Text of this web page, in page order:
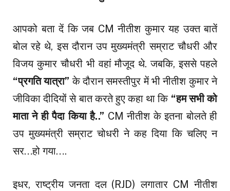
आपको बता दें कि जब CM नीतीश कुमार यह उक्त बातें
बोल रहे थे, इस दौरान उप मुख्यमंत्री सम्राट चौधरी और
विजय कुमार चौधरी भी वहां मौजूद थे. जबकि, इससे पहले
“प्रगति यात्रा”के दौरान समस्तीपुर में भी नीतीश कुमार ने
जीविका दीदियों से बात करते हुए कहा था कि“हम सभी को
माता ने ही पैदा किया है..” CM नीतीश के इतना बोलते ही
उप मुख्यमंत्री सम्राट चोधरी ने कह दिया कि चलिए न
सर…हो गया….
इधर, राष्ट्रीय जनता दल (RJD) लगातार CM नीतीश